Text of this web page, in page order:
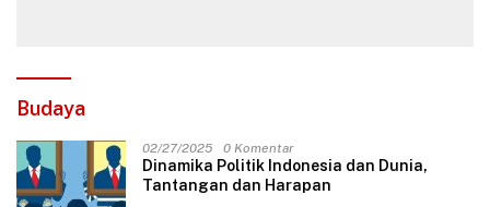
Budaya
02/27/2025 0 Komentar
Dinamika Politik Indonesia dan Dunia,
Tantangan dan Harapan